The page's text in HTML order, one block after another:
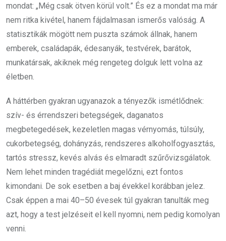
mondat: „Még csak ötven körül volt.” És ez a mondat ma már
nem ritka kivétel, hanem fájdalmasan ismerős valóság. A
statisztikák mögött nem puszta számok állnak, hanem
emberek, családapák, édesanyák, testvérek, barátok,
munkatársak, akiknek még rengeteg dolguk lett volna az
életben.
A háttérben gyakran ugyanazok a tényezők ismétlődnek:
szív- és érrendszeri betegségek, daganatos
megbetegedések, kezeletlen magas vérnyomás, túlsúly,
cukorbetegség, dohányzás, rendszeres alkoholfogyasztás,
tartós stressz, kevés alvás és elmaradt szűrővizsgálatok.
Nem lehet minden tragédiát megelőzni, ezt fontos
kimondani. De sok esetben a baj évekkel korábban jelez.
Csak éppen a mai 40–50 évesek túl gyakran tanulták meg
azt, hogy a test jelzéseit el kell nyomni, nem pedig komolyan
venni.